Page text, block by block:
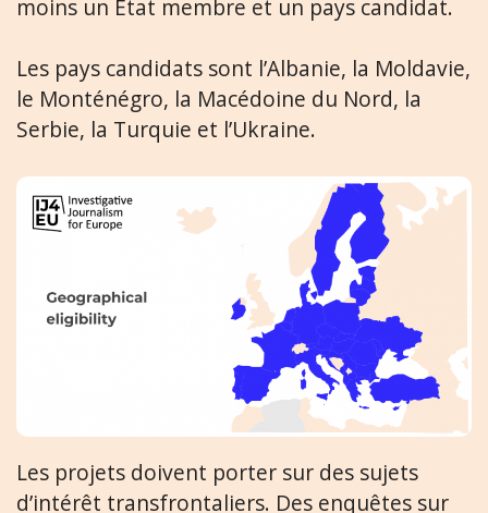
moins un État membre et un pays candidat.
Les pays candidats sont l’Albanie, la Moldavie,
le Monténégro, la Macédoine du Nord, la
Serbie, la Turquie et l’Ukraine.
Les projets doivent porter sur des sujets
d’intérêt transfrontaliers. Des enquêtes sur